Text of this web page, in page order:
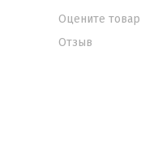
Оцените товар
Отзыв